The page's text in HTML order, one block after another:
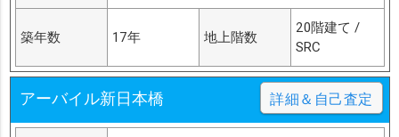
築年数 17年 地上階数
20階建て /
SRC
アーバイル新日本橋 詳細＆自己査定